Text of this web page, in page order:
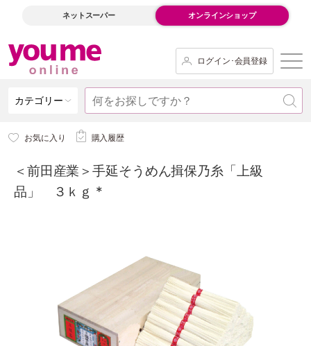
ネットスーパー オンラインショップ
ログイン･会員登録
カテゴリー
お気に入り 購入履歴
＜前田産業＞手延そうめん揖保乃糸「上級
品」 ３ｋｇ *